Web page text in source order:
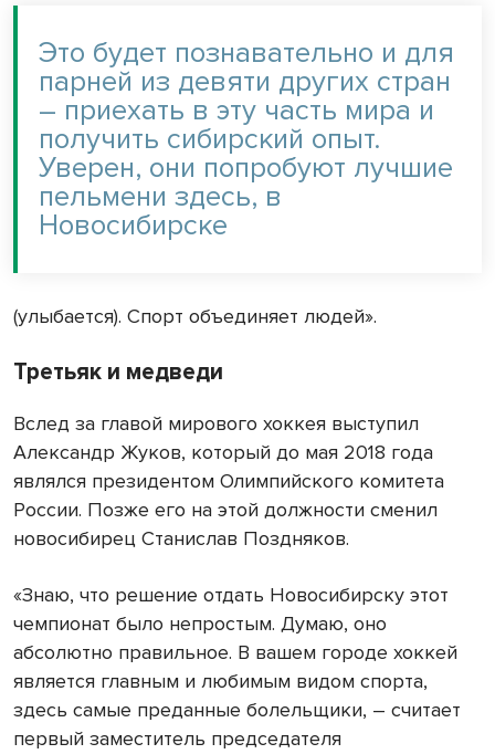
Это будет познавательно и для
парней из девяти других стран
– приехать в эту часть мира и
получить сибирский опыт.
Уверен, они попробуют лучшие
пельмени здесь, в
Новосибирске
(улыбается). Спорт объединяет людей».
Третьяк и медведи
Вслед за главой мирового хоккея выступил
Александр Жуков, который до мая 2018 года
являлся президентом Олимпийского комитета
России. Позже его на этой должности сменил
новосибирец Станислав Поздняков.
«Знаю, что решение отдать Новосибирску этот
чемпионат было непростым. Думаю, оно
абсолютно правильное. В вашем городе хоккей
является главным и любимым видом спорта,
здесь самые преданные болельщики, – считает
первый заместитель председателя